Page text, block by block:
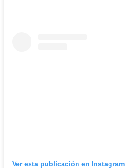
Ver esta publicación en Instagram